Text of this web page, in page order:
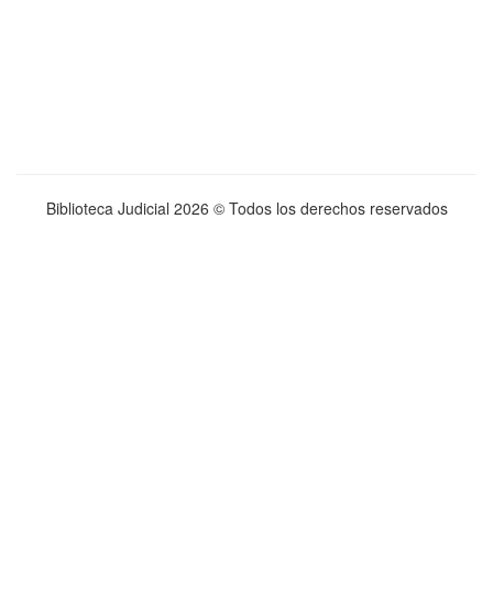
Biblioteca Judicial 2026 © Todos los derechos reservados